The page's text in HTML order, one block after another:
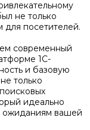
не только
для посетителей.
современный
1С-
и базовую
только
идеально
ожиданиям вашей